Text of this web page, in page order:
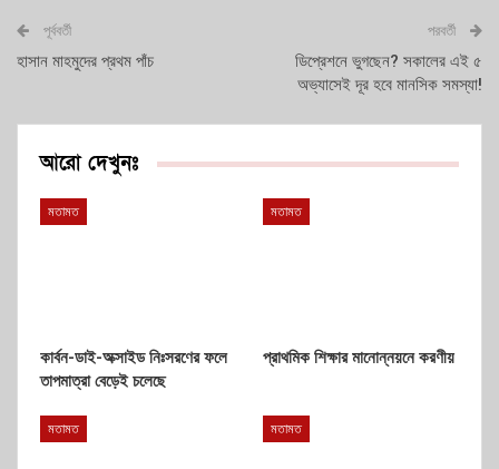
পূর্ববর্তী
হাসান মাহমুদের প্রথম পাঁচ
পরবর্তী
ডিপ্রেশনে ভুগছেন? সকালের এই ৫
অভ্যাসেই দূর হবে মানসিক সমস্যা!
আরো দেখুনঃ
মতামত
কার্বন-ডাই-অক্সাইড নিঃসরণের ফলে
তাপমাত্রা বেড়েই চলেছে
মতামত
প্রাথমিক শিক্ষার মানোন্নয়নে করণীয়
মতামত মতামত